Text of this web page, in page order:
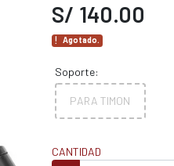
S/ 140.00
Agotado.
Soporte:
PARA TIMON
CANTIDAD